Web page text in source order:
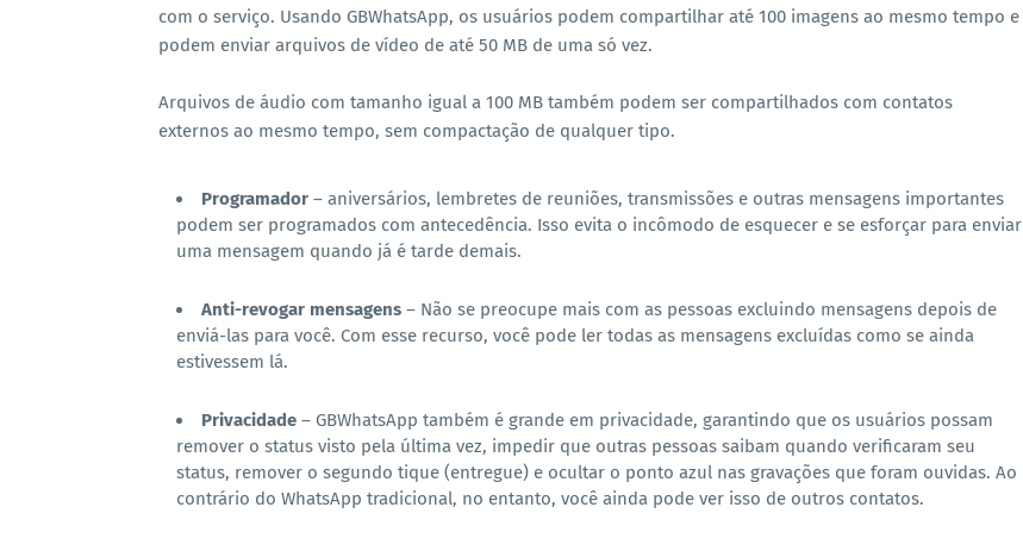
com o serviço. Usando GBWhatsApp, os usuários podem compartilhar até 100 imagens ao mesmo tempo e
podem enviar arquivos de vídeo de até 50 MB de uma só vez.
Arquivos de áudio com tamanho igual a 100 MB também podem ser compartilhados com contatos
externos ao mesmo tempo, sem compactação de qualquer tipo.
Programador – aniversários, lembretes de reuniões, transmissões e outras mensagens importantes
podem ser programados com antecedência. Isso evita o incômodo de esquecer e se esforçar para enviar
uma mensagem quando já é tarde demais.
Anti-revogar mensagens – Não se preocupe mais com as pessoas excluindo mensagens depois de
enviá-las para você. Com esse recurso, você pode ler todas as mensagens excluídas como se ainda
estivessem lá.
Privacidade – GBWhatsApp também é grande em privacidade, garantindo que os usuários possam
remover o status visto pela última vez, impedir que outras pessoas saibam quando verificaram seu
status, remover o segundo tique (entregue) e ocultar o ponto azul nas gravações que foram ouvidas. Ao
contrário do WhatsApp tradicional, no entanto, você ainda pode ver isso de outros contatos.